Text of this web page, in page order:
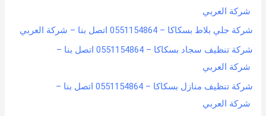
شركة العربي
شركة جلي بلاط بسكاكا – 0551154864 اتصل بنا – شركة العربي
شركة تنظيف سجاد بسكاكا – 0551154864 اتصل بنا –
شركة العربي
شركة تنظيف منازل بسكاكا – 0551154864 اتصل بنا –
شركة العربي